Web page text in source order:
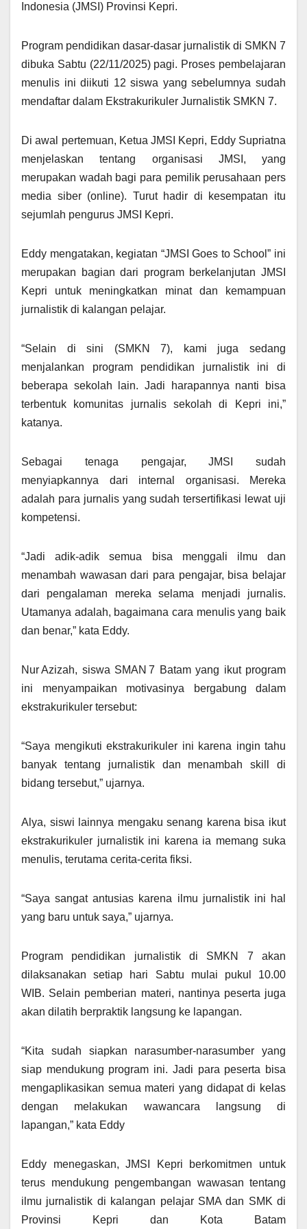
Indonesia (JMSI) Provinsi Kepri.
Program pendidikan dasar-dasar jurnalistik di SMKN 7
dibuka Sabtu (22/11/2025) pagi. Proses pembelajaran
menulis ini diikuti 12 siswa yang sebelumnya sudah
mendaftar dalam Ekstrakurikuler Jurnalistik SMKN 7.
Di awal pertemuan, Ketua JMSI Kepri, Eddy Supriatna
menjelaskan tentang organisasi JMSI, yang
merupakan wadah bagi para pemilik perusahaan pers
media siber (online). Turut hadir di kesempatan itu
sejumlah pengurus JMSI Kepri.
Eddy mengatakan, kegiatan “JMSI Goes to School” ini
merupakan bagian dari program berkelanjutan JMSI
Kepri untuk meningkatkan minat dan kemampuan
jurnalistik di kalangan pelajar.
“Selain di sini (SMKN 7), kami juga sedang
menjalankan program pendidikan jurnalistik ini di
beberapa sekolah lain. Jadi harapannya nanti bisa
terbentuk komunitas jurnalis sekolah di Kepri ini,”
katanya.
Sebagai tenaga pengajar, JMSI sudah
menyiapkannya dari internal organisasi. Mereka
adalah para jurnalis yang sudah tersertifikasi lewat uji
kompetensi.
“Jadi adik-adik semua bisa menggali ilmu dan
menambah wawasan dari para pengajar, bisa belajar
dari pengalaman mereka selama menjadi jurnalis.
Utamanya adalah, bagaimana cara menulis yang baik
dan benar,” kata Eddy.
Nur Azizah, siswa SMAN 7 Batam yang ikut program
ini menyampaikan motivasinya bergabung dalam
ekstrakurikuler tersebut:
“Saya mengikuti ekstrakurikuler ini karena ingin tahu
banyak tentang jurnalistik dan menambah skill di
bidang tersebut,” ujarnya.
Alya, siswi lainnya mengaku senang karena bisa ikut
ekstrakurikuler jurnalistik ini karena ia memang suka
menulis, terutama cerita-cerita fiksi.
“Saya sangat antusias karena ilmu jurnalistik ini hal
yang baru untuk saya,” ujarnya.
Program pendidikan jurnalistik di SMKN 7 akan
dilaksanakan setiap hari Sabtu mulai pukul 10.00
WIB. Selain pemberian materi, nantinya peserta juga
akan dilatih berpraktik langsung ke lapangan.
“Kita sudah siapkan narasumber-narasumber yang
siap mendukung program ini. Jadi para peserta bisa
mengaplikasikan semua materi yang didapat di kelas
dengan melakukan wawancara langsung di
lapangan,” kata Eddy
Eddy menegaskan, JMSI Kepri berkomitmen untuk
terus mendukung pengembangan wawasan tentang
ilmu jurnalistik di kalangan pelajar SMA dan SMK di
Provinsi Kepri dan Kota Batam